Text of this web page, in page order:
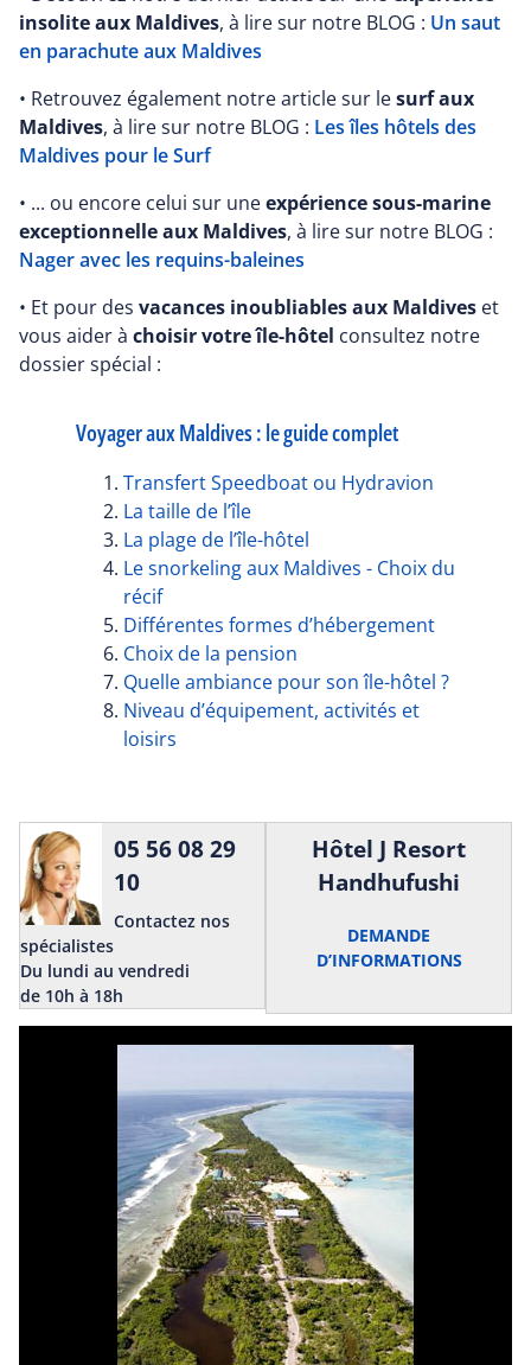
insolite aux Maldives, à lire sur notre BLOG : Un saut
en parachute aux Maldives
• Retrouvez également notre article sur lesurf aux
Maldives, à lire sur notre BLOG : Les îles hôtels des
Maldives pour le Surf
• ... ou encore celui sur uneexpérience sous-marine
exceptionnelle aux Maldives, à lire sur notre BLOG :
Nager avec les requins-baleines
• Et pour des vacances inoubliables aux Maldives et
vous aider à choisir votre île-hôtel consultez notre
dossier spécial :
Voyager aux Maldives : le guide complet
Transfert Speedboat ou Hydravion
La taille de l’île
La plage de l’île-hôtel
Le snorkeling aux Maldives - Choix du
récif
Différentes formes d’hébergement
Choix de la pension
Quelle ambiance pour son île-hôtel ?
Niveau d’équipement, activités et
loisirs
05 56 08 29
10
Contactez nos
spécialistes
Du lundi au vendredi
de 10h à 18h
Hôtel J Resort
Handhufushi
DEMANDE
D’INFORMATIONS